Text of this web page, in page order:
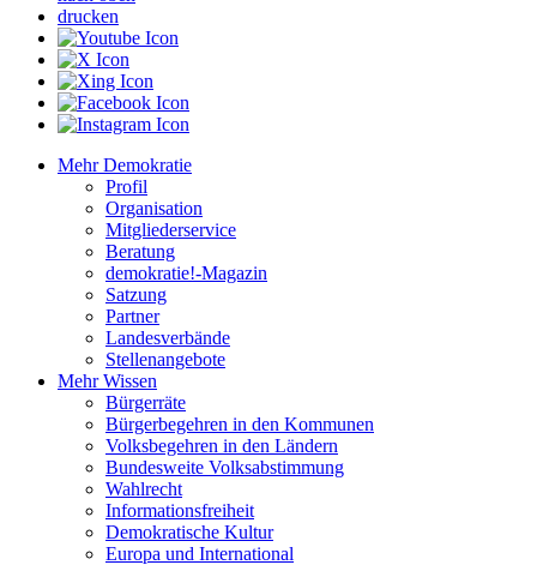
drucken
Mehr Demokratie
Profil
Organisation
Mitgliederservice
Beratung
demokratie!-Magazin
Satzung
Partner
Landesverbände
Stellenangebote
Mehr Wissen
Bürgerräte
Bürgerbegehren in den Kommunen
Volksbegehren in den Ländern
Bundesweite Volksabstimmung
Wahlrecht
Informationsfreiheit
Demokratische Kultur
Europa und International